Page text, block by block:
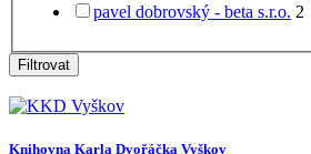
pavel dobrovský - beta s.r.o. 2
Filtrovat
Knihovna Karla Dvořáčka Vyškov